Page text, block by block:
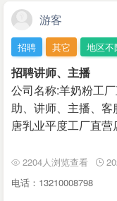
游客
招聘 其它 地区不
招聘讲师、主播
公司名称:羊奶粉工
助、讲师、主播、
唐乳业平度工厂直
2204人浏览查看
电话：13210008798